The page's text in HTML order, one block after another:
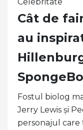
Cât de
au
Fostul biolog
Jerry Lewis și
personajul care